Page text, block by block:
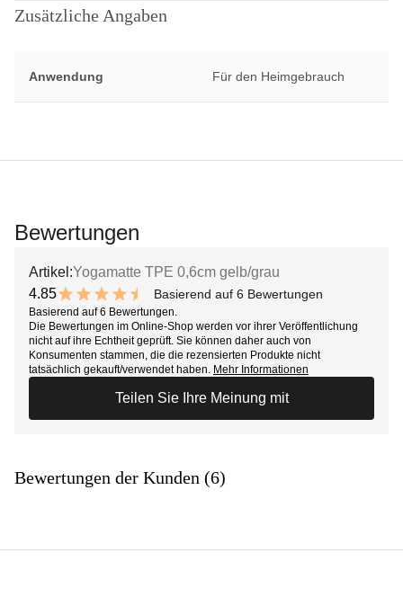
Zusätzliche Angaben
Anwendung Für den Heimgebrauch
Bewertungen
Artikel:Yogamatte TPE 0,6cm gelb/grau
4.85
9.7 out of 10 stars
Basierend auf 6 Bewertungen
Basierend auf 6 Bewertungen.
Die Bewertungen im Online-Shop werden vor ihrer Veröffentlichung
nicht auf ihre Echtheit geprüft. Sie können daher auch von
Konsumenten stammen, die die rezensierten Produkte nicht
tatsächlich gekauft/verwendet haben. Mehr Informationen
Teilen Sie Ihre Meinung mit
Bewertungen der Kunden (6)